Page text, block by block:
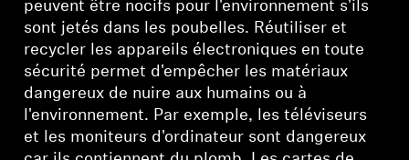
peuvent être nocifs pour l'environnement s'ils
sont jetés dans les poubelles. Réutiliser et
recycler les appareils électroniques en toute
sécurité permet d'empêcher les matériaux
dangereux de nuire aux humains ou à
l'environnement. Par exemple, les téléviseurs
et les moniteurs d'ordinateur sont dangereux